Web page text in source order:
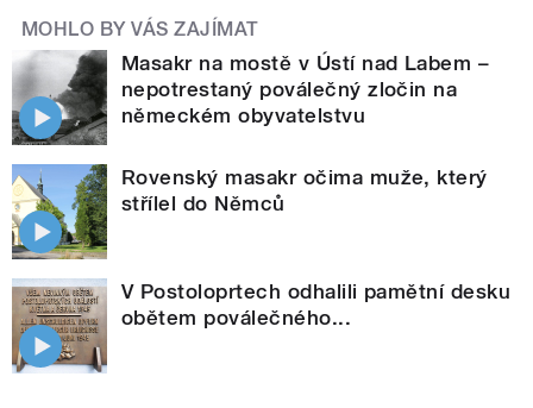
MOHLO BY VÁS ZAJÍMAT
Masakr na mostě v Ústí nad Labem –
nepotrestaný poválečný zločin na
německém obyvatelstvu
Rovenský masakr očima muže, který
střílel do Němců
V Postoloprtech odhalili pamětní desku
obětem poválečného...